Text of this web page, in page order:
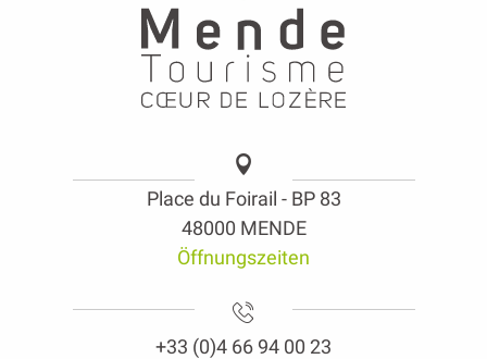
Place du Foirail - BP 83
48000 MENDE
Öffnungszeiten
+33 (0)4 66 94 00 23